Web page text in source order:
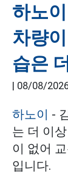
하노
차량
습은
08/08/
하노이 -
는 더 이
이 없어
입니다.